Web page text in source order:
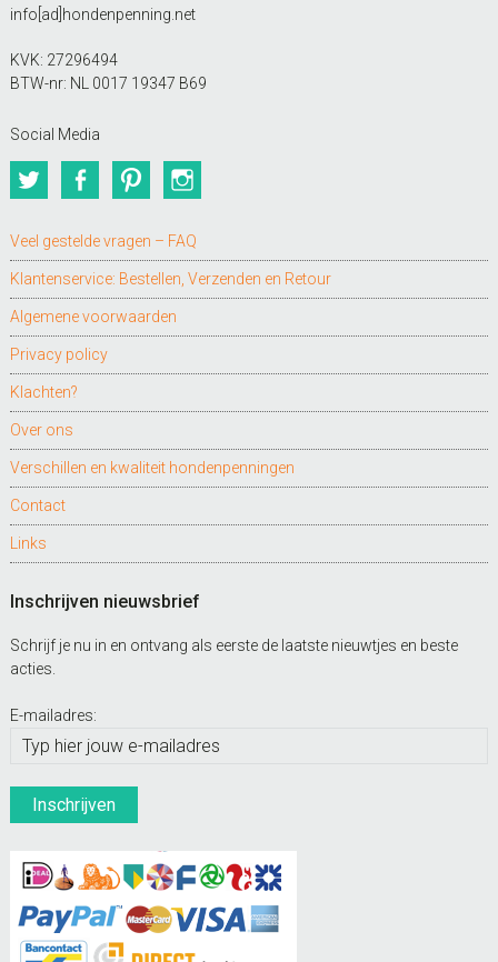
info[ad]hondenpenning.net
KVK: 27296494
BTW-nr: NL 0017 19347 B69
Social Media
TwitterFacebookPinterest
Veel gestelde vragen – FAQ
Klantenservice: Bestellen, Verzenden en Retour
Algemene voorwaarden
Privacy policy
Klachten?
Over ons
Verschillen en kwaliteit hondenpenningen
Contact
Links
Inschrijven nieuwsbrief
Schrijf je nu in en ontvang als eerste de laatste nieuwtjes en beste
acties.
E-mailadres: